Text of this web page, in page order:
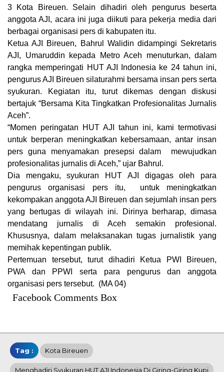
3 Kota Bireuen. Selain dihadiri oleh pengurus beserta
anggota AJI, acara ini juga diikuti para pekerja media dari
berbagai organisasi pers di kabupaten itu.
Ketua AJI Bireuen, Bahrul Walidin didampingi Sekretaris
AJI, Umaruddin kepada Metro Aceh menuturkan, dalam
rangka memperingati HUT AJI Indonesia ke 24 tahun ini,
pengurus AJI Bireuen silaturahmi bersama insan pers serta
syukuran. Kegiatan itu, turut dikemas dengan diskusi
bertajuk “Bersama Kita Tingkatkan Profesionalitas Jurnalis
Aceh”.
“Momen peringatan HUT AJI tahun ini, kami termotivasi
untuk berperan meningkatkan kebersamaan, antar insan
pers guna menyamakan presepsi dalam mewujudkan
profesionalitas jurnalis di Aceh,” ujar Bahrul.
Dia mengaku, syukuran HUT AJI digagas oleh para
pengurus organisasi pers itu, untuk meningkatkan
kekompakan anggota AJI Bireuen dan sejumlah insan pers
yang bertugas di wilayah ini. Dirinya berharap, dimasa
mendatang jurnalis di Aceh semakin profesional.
Khususnya, dalam melaksanakan tugas jurnalistik yang
memihak kepentingan publik.
Pertemuan tersebut, turut dihadiri Ketua PWI Bireuen,
PWA dan PPWI serta para pengurus dan anggota
organisasi pers tersebut. (MA 04)
Facebook Comments Box
Tag : Kota Bireuen
Menghadiri Syukuran HUT AJI Indonesia Di Giring-Giring Kupi